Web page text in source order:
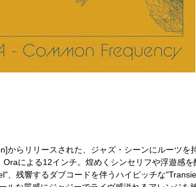
からリリースされた、ジャズ・シーンにルーツを
による12インチ。煌めくシンセリフや浮遊感
、残響するダブコードを伴うハイピッチな